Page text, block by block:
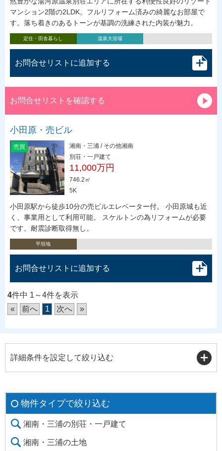
マンション2階の2LDK。フルリフォーム済みの綺麗なお部屋で
す。落ち着きのあるトーンが基調の洗練された内装が魅力。
定住・田舎暮らし 温泉大浴場
お問合せリストに追加する
お問合せリストを確認する
小田原・売ビル
売買
湘南・三浦 / その他湘南
別荘・一戸建て
11,000万円
746.2㎡
5K
小田原駅から徒歩10分の売ビルエレベーター付。 小田原城も近
く、事業用として利用可能。 スケルトンの為リフォームが必要
です。耐震診断取得無し。
平坦地
お問合せリストに追加する
4件中 1～4件を表示
«
前へ 1 次へ »
詳細条件を設定して絞り込む
物件タイプで絞り込む
湘南・三浦の別荘・一戸建て
湘南・三浦の土地